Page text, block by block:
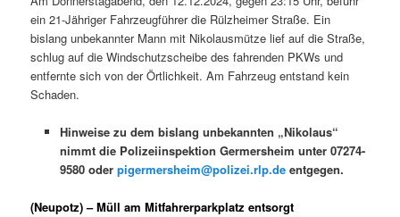
ein 21-Jähriger Fahrzeugführer die Rülzheimer Straße. Ein
bislang unbekannter Mann mit Nikolausmütze lief auf die Straße,
schlug auf die Windschutzscheibe des fahrenden PKWs und
entfernte sich von der Örtlichkeit. Am Fahrzeug entstand kein
Schaden.
Hinweise zu dem bislang unbekannten „Nikolaus“
nimmt die Polizeiinspektion Germersheim unter 07274-
9580 oder pigermersheim@polizei.rlp.deentgegen.
(Neupotz) – Müll am Mitfahrerparkplatz entsorgt